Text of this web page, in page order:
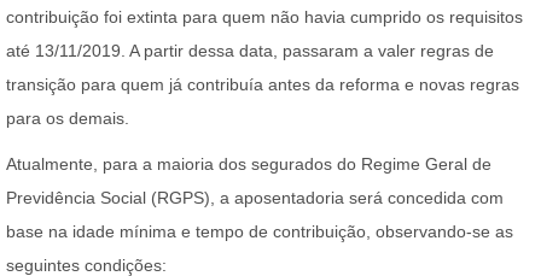
contribuição foi extinta para quem não havia cumprido os requisitos
até 13/11/2019. A partir dessa data, passaram a valer regras de
transição para quem já contribuía antes da reforma e novas regras
para os demais.
Atualmente, para a maioria dos segurados do Regime Geral de
Previdência Social (RGPS), a aposentadoria será concedida com
base na idade mínima e tempo de contribuição, observando-se as
seguintes condições: